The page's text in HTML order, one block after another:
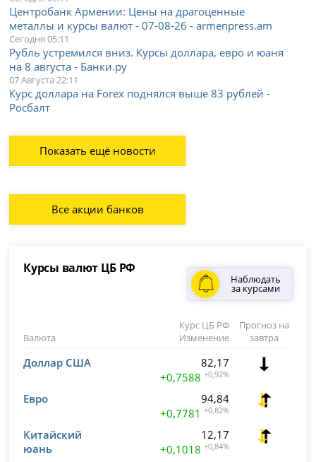
Центробанк Армении: Цены на драгоценные
металлы и курсы валют - 07-08-26 - armenpress.am
Сегодня 05:11
Рубль устремился вниз. Курсы доллара, евро и юаня
на 8 августа - Банки.ру
07 Августа 22:11
Курс доллара на Forex поднялся выше 83 рублей -
Росбалт
Показать ещё новости
Все акции банков
Курсы валют ЦБ РФ
Наблюдать
за курсами
Валюта
Курс ЦБ РФ
Изменение
Прогноз на
завтра
Доллар США
82,17
+0,7588 +0,92%
Евро
94,84
+0,7781 +0,82%
Китайский
юань
12,17
+0,1018 +0,84%